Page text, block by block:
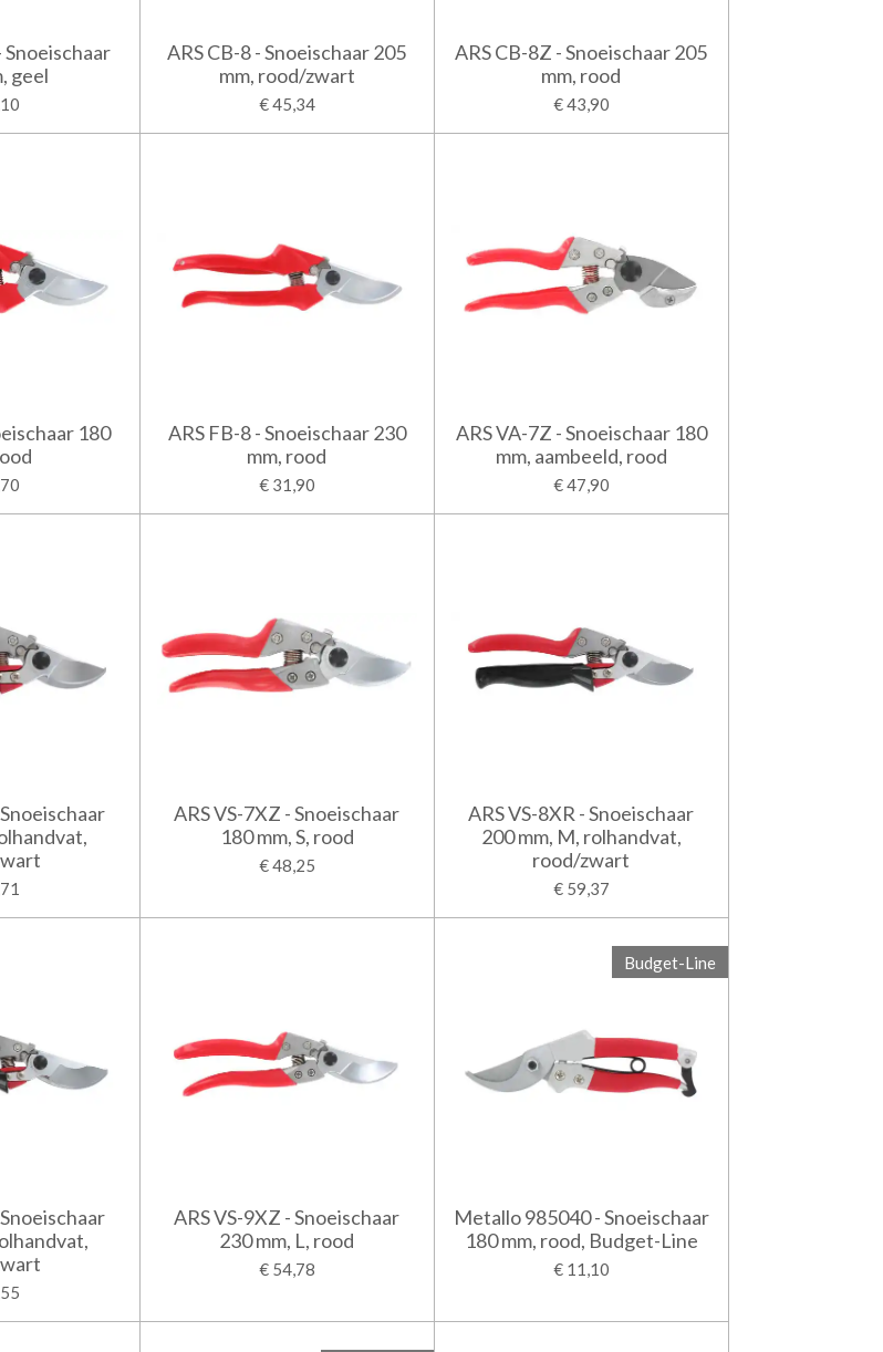
Snoeischaar
geel
ARS CB-8 - Snoeischaar 205
mm, rood/zwart
€ 45,34
ARS CB-8Z - Snoeischaar 205
mm, rood
€ 43,90
180
ARS FB-8 - Snoeischaar 230
mm, rood
€ 31,90
ARS VA-7Z - Snoeischaar 180
mm, aambeeld, rood
€ 47,90
ARS VS-7XZ - Snoeischaar
180 mm, S, rood
€ 48,25
ARS VS-8XR - Snoeischaar
200 mm, M, rolhandvat,
rood/zwart
€ 59,37
ARS VS-9XZ - Snoeischaar
230 mm, L, rood
€ 54,78
Budget-Line
Metallo 985040 - Snoeischaar
180 mm, rood, Budget-Line
€ 11,10